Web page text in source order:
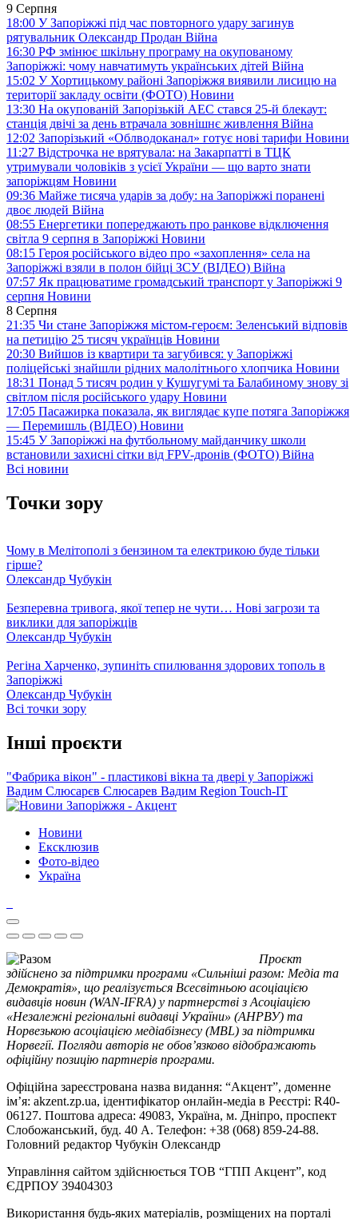
9 Серпня
18:00 У Запоріжжі під час повторного удару загинув
рятувальник Олександр Продан Війна
16:30 РФ змінює шкільну програму на окупованому
Запоріжжі: чому навчатимуть українських дітей Війна
15:02 У Хортицькому районі Запоріжжя виявили лисицю на
території закладу освіти (ФОТО) Новини
13:30 На окупованій Запорізькій АЕС стався 25-й блекаут:
станція двічі за день втрачала зовнішнє живлення Війна
12:02 Запорізький «Облводоканал» готує нові тарифи Новини
11:27 Відстрочка не врятувала: на Закарпатті в ТЦК
утримували чоловіків з усієї України — що варто знати
запоріжцям Новини
09:36 Майже тисяча ударів за добу: на Запоріжжі поранені
двоє людей Війна
08:55 Енергетики попереджають про ранкове відключення
світла 9 серпня в Запоріжжі Новини
08:15 Героя російського відео про «захоплення» села на
Запоріжжі взяли в полон бійці ЗСУ (ВІДЕО) Війна
07:57 Як працюватиме громадський транспорт у Запоріжжі 9
серпня Новини
8 Серпня
21:35 Чи стане Запоріжжя містом-героєм: Зеленський відповів
на петицію 25 тисяч українців Новини
20:30 Вийшов із квартири та загубився: у Запоріжжі
поліцейські знайшли рідних малолітнього хлопчика Новини
18:31 Понад 5 тисяч родин у Кушугумі та Балабиному знову зі
світлом після російського удару Новини
17:05 Пасажирка показала, як виглядає купе потяга Запоріжжя
— Перемишль (ВІДЕО) Новини
15:45 У Запоріжжі на футбольному майданчику школи
встановили захисні сітки від FPV-дронів (ФОТО) Війна
Всі новини
Точки зору
Чому в Мелітополі з бензином та електрикою буде тільки
гірше?
Олександр Чубукін
Безперевна тривога, якої тепер не чути… Нові загрози та
виклики для запоріжців
Олександр Чубукін
Регіна Харченко, зупиніть спилювання здорових тополь в
Запоріжжі
Олександр Чубукін
Всі точки зору
Інші проєкти
"Фабрика вікон" - пластикові вікна та двері у Запоріжжі
Вадим Слюсарєв Слюсарев Вадим Region Touch-IT
Новини
Ексклюзив
Фото-відео
Україна
Проєкт
здійснено за підтримки програми «Сильніші разом: Медіа та
Демократія», що реалізується Всесвітньою асоціацією
видавців новин (WAN-IFRA) у партнерстві з Асоціацією
«Незалежні регіональні видавці України» (АНРВУ) та
Норвезькою асоціацією медіабізнесу (MBL) за підтримки
Норвегії. Погляди авторів не обов’язково відображають
офіційну позицію партнерів програми.
Офіційна зареєстрована назва видання: “Акцент”, доменне
ім’я: akzent.zp.ua, ідентифікатор онлайн-медіа в Реєстрі: R40-
06127. Поштова адреса: 49083, Україна, м. Дніпро, проспект
Слобожанський, буд. 40 А. Телефон: +38 (068) 859-24-88.
Головний редактор Чубукін Олександр
Управління сайтом здійснюється ТОВ “ГПП Акцент”, код
ЄДРПОУ 39404303
Використання будь-яких матеріалів, розміщених на порталі